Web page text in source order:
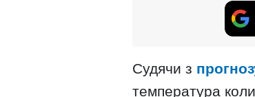
Судячи з
температура